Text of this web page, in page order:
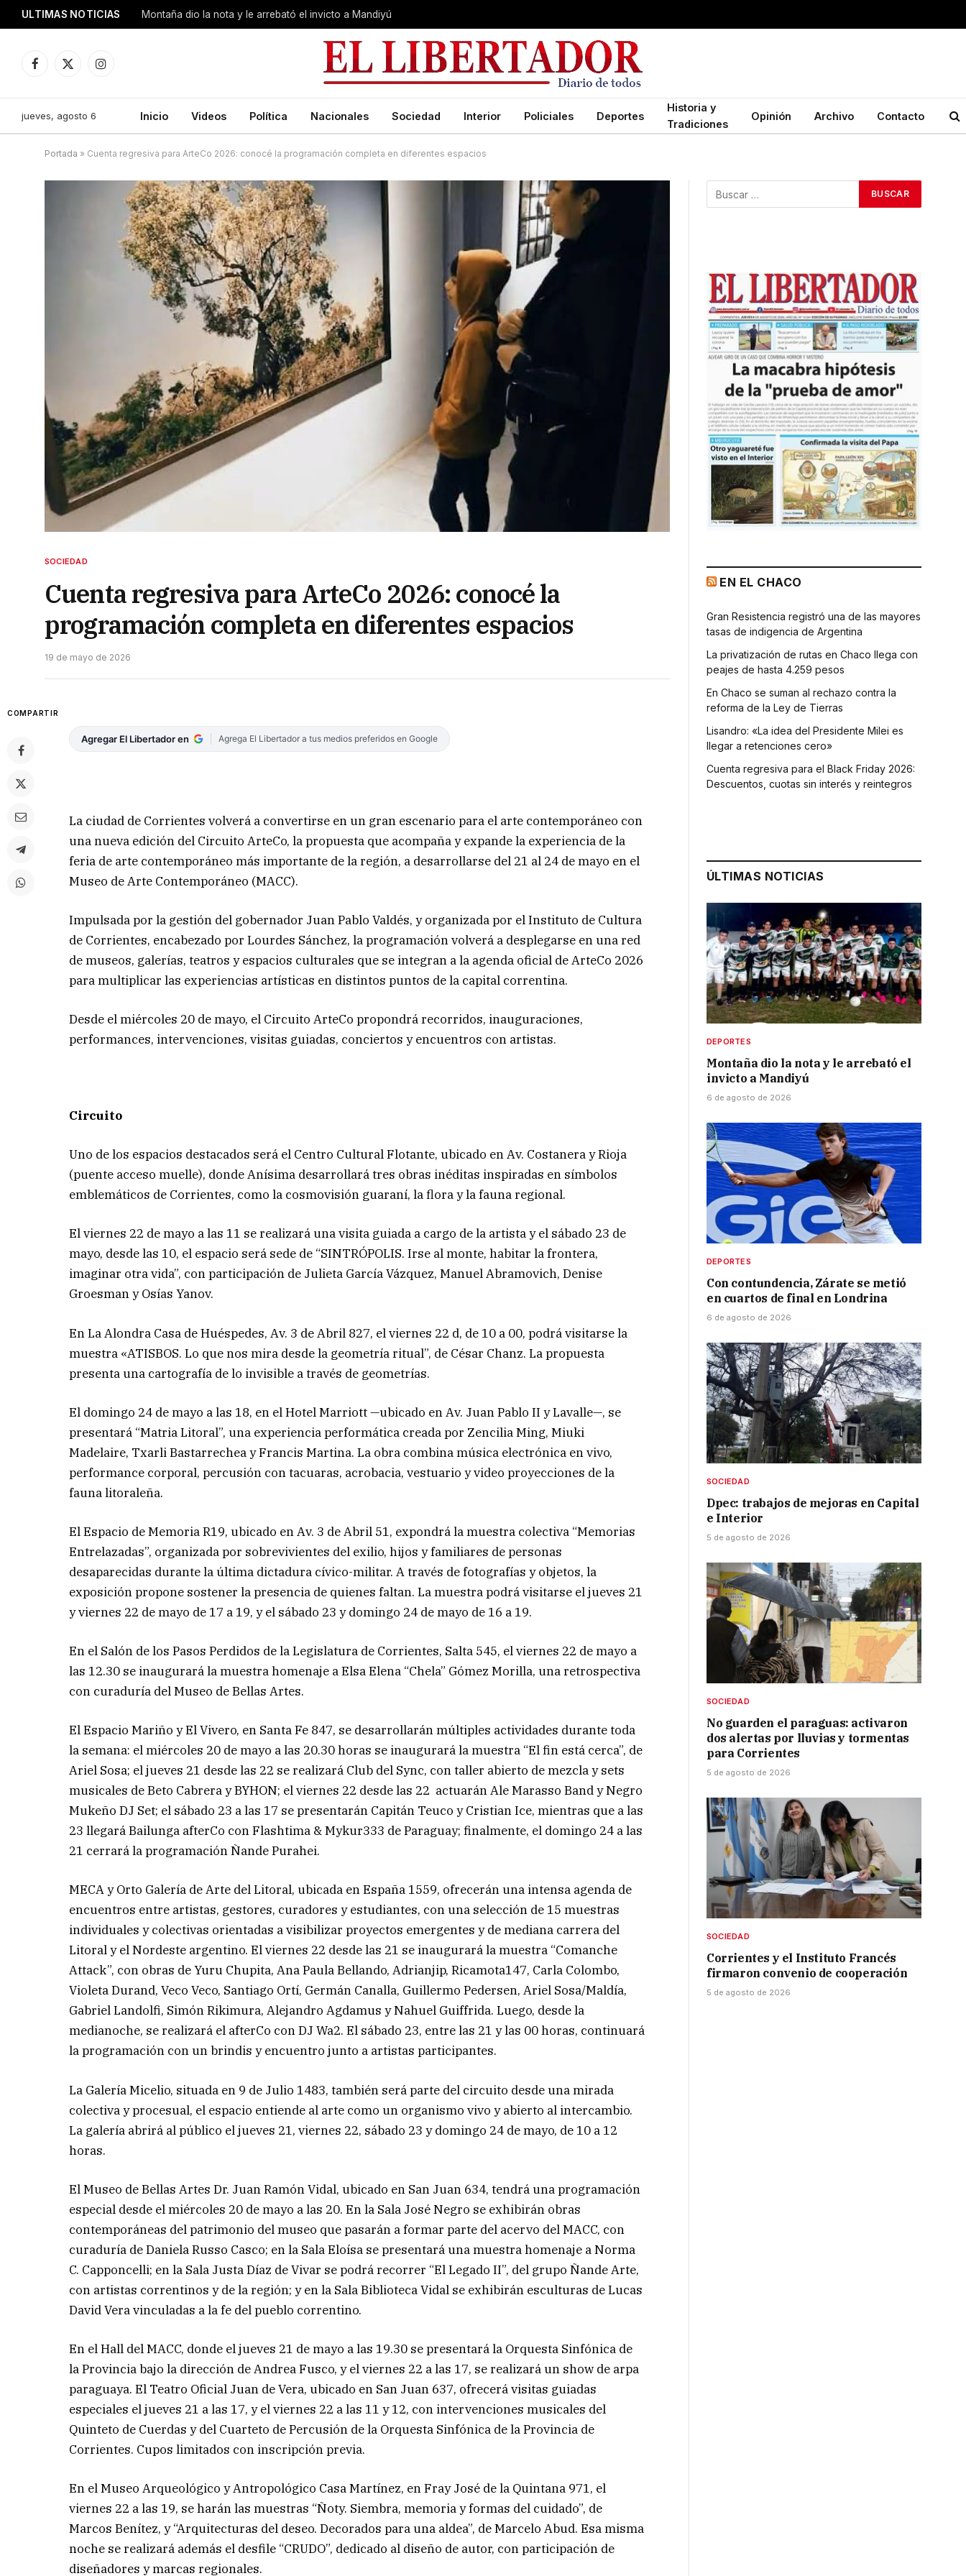
ULTIMAS NOTICIAS Montaña dio la nota y le arrebató el invicto a Mandiyú
Facebook
X
Instagram
jueves, agosto 6 Inicio Videos Política Nacionales Sociedad Interior Policiales Deportes
Historia y
Tradiciones
Opinión Archivo Contacto
Portada » Cuenta regresiva para ArteCo 2026: conocé la programación completa en diferentes espacios
SOCIEDAD
Cuenta regresiva para ArteCo 2026: conocé la
programación completa en diferentes espacios
19 de mayo de 2026
COMPARTIR
Agregar El Libertador en Agrega El Libertador a tus medios preferidos en Google
La ciudad de Corrientes volverá a convertirse en un gran escenario para el arte contemporáneo con
una nueva edición del Circuito ArteCo, la propuesta que acompaña y expande la experiencia de la
feria de arte contemporáneo más importante de la región, a desarrollarse del 21 al 24 de mayo en el
Museo de Arte Contemporáneo (MACC).
Impulsada por la gestión del gobernador Juan Pablo Valdés, y organizada por el Instituto de Cultura
de Corrientes, encabezado por Lourdes Sánchez, la programación volverá a desplegarse en una red
de museos, galerías, teatros y espacios culturales que se integran a la agenda oficial de ArteCo 2026
para multiplicar las experiencias artísticas en distintos puntos de la capital correntina.
Desde el miércoles 20 de mayo, el Circuito ArteCo propondrá recorridos, inauguraciones,
performances, intervenciones, visitas guiadas, conciertos y encuentros con artistas.
Circuito
Uno de los espacios destacados será el Centro Cultural Flotante, ubicado en Av. Costanera y Rioja
(puente acceso muelle), donde Anísima desarrollará tres obras inéditas inspiradas en símbolos
emblemáticos de Corrientes, como la cosmovisión guaraní, la flora y la fauna regional.
El viernes 22 de mayo a las 11 se realizará una visita guiada a cargo de la artista y el sábado 23 de
mayo, desde las 10, el espacio será sede de “SINTRÓPOLIS. Irse al monte, habitar la frontera,
imaginar otra vida”, con participación de Julieta García Vázquez, Manuel Abramovich, Denise
Groesman y Osías Yanov.
En La Alondra Casa de Huéspedes, Av. 3 de Abril 827, el viernes 22 d, de 10 a 00, podrá visitarse la
muestra «ATISBOS. Lo que nos mira desde la geometría ritual”, de César Chanz. La propuesta
presenta una cartografía de lo invisible a través de geometrías.
El domingo 24 de mayo a las 18, en el Hotel Marriott —ubicado en Av. Juan Pablo II y Lavalle—, se
presentará “Matria Litoral”, una experiencia performática creada por Zencilia Ming, Miuki
Madelaire, Txarli Bastarrechea y Francis Martina. La obra combina música electrónica en vivo,
performance corporal, percusión con tacuaras, acrobacia, vestuario y video proyecciones de la
fauna litoraleña.
El Espacio de Memoria R19, ubicado en Av. 3 de Abril 51, expondrá la muestra colectiva “Memorias
Entrelazadas”, organizada por sobrevivientes del exilio, hijos y familiares de personas
desaparecidas durante la última dictadura cívico-militar. A través de fotografías y objetos, la
exposición propone sostener la presencia de quienes faltan. La muestra podrá visitarse el jueves 21
y viernes 22 de mayo de 17 a 19, y el sábado 23 y domingo 24 de mayo de 16 a 19.
En el Salón de los Pasos Perdidos de la Legislatura de Corrientes, Salta 545, el viernes 22 de mayo a
las 12.30 se inaugurará la muestra homenaje a Elsa Elena “Chela” Gómez Morilla, una retrospectiva
con curaduría del Museo de Bellas Artes.
El Espacio Mariño y El Vivero, en Santa Fe 847, se desarrollarán múltiples actividades durante toda
la semana: el miércoles 20 de mayo a las 20.30 horas se inaugurará la muestra “El fin está cerca”, de
Ariel Sosa; el jueves 21 desde las 22 se realizará Club del Sync, con taller abierto de mezcla y sets
musicales de Beto Cabrera y BYHON; el viernes 22 desde las 22 actuarán Ale Marasso Band y Negro
Mukeño DJ Set; el sábado 23 a las 17 se presentarán Capitán Teuco y Cristian Ice, mientras que a las
23 llegará Bailunga afterCo con Flashtima & Mykur333 de Paraguay; finalmente, el domingo 24 a las
21 cerrará la programación Ñande Purahei.
MECA y Orto Galería de Arte del Litoral, ubicada en España 1559, ofrecerán una intensa agenda de
encuentros entre artistas, gestores, curadores y estudiantes, con una selección de 15 muestras
individuales y colectivas orientadas a visibilizar proyectos emergentes y de mediana carrera del
Litoral y el Nordeste argentino. El viernes 22 desde las 21 se inaugurará la muestra “Comanche
Attack”, con obras de Yuru Chupita, Ana Paula Bellando, Adrianjip, Ricamota147, Carla Colombo,
Violeta Durand, Veco Veco, Santiago Ortí, Germán Canalla, Guillermo Pedersen, Ariel Sosa/Maldía,
Gabriel Landolfi, Simón Rikimura, Alejandro Agdamus y Nahuel Guiffrida. Luego, desde la
medianoche, se realizará el afterCo con DJ Wa2. El sábado 23, entre las 21 y las 00 horas, continuará
la programación con un brindis y encuentro junto a artistas participantes.
La Galería Micelio, situada en 9 de Julio 1483, también será parte del circuito desde una mirada
colectiva y procesual, el espacio entiende al arte como un organismo vivo y abierto al intercambio.
La galería abrirá al público el jueves 21, viernes 22, sábado 23 y domingo 24 de mayo, de 10 a 12
horas.
El Museo de Bellas Artes Dr. Juan Ramón Vidal, ubicado en San Juan 634, tendrá una programación
especial desde el miércoles 20 de mayo a las 20. En la Sala José Negro se exhibirán obras
contemporáneas del patrimonio del museo que pasarán a formar parte del acervo del MACC, con
curaduría de Daniela Russo Casco; en la Sala Eloísa se presentará una muestra homenaje a Norma
C. Capponcelli; en la Sala Justa Díaz de Vivar se podrá recorrer “El Legado II”, del grupo Ñande Arte,
con artistas correntinos y de la región; y en la Sala Biblioteca Vidal se exhibirán esculturas de Lucas
David Vera vinculadas a la fe del pueblo correntino.
En el Hall del MACC, donde el jueves 21 de mayo a las 19.30 se presentará la Orquesta Sinfónica de
la Provincia bajo la dirección de Andrea Fusco, y el viernes 22 a las 17, se realizará un show de arpa
paraguaya. El Teatro Oficial Juan de Vera, ubicado en San Juan 637, ofrecerá visitas guiadas
especiales el jueves 21 a las 17, y el viernes 22 a las 11 y 12, con intervenciones musicales del
Quinteto de Cuerdas y del Cuarteto de Percusión de la Orquesta Sinfónica de la Provincia de
Corrientes. Cupos limitados con inscripción previa.
En el Museo Arqueológico y Antropológico Casa Martínez, en Fray José de la Quintana 971, el
viernes 22 a las 19, se harán las muestras “Ñoty. Siembra, memoria y formas del cuidado”, de
Marcos Benítez, y “Arquitecturas del deseo. Decorados para una aldea”, de Marcelo Abud. Esa misma
noche se realizará además el desfile “CRUDO”, dedicado al diseño de autor, con participación de
diseñadores y marcas regionales.
EN EL CHACO
Gran Resistencia registró una de las mayores
tasas de indigencia de Argentina
La privatización de rutas en Chaco llega con
peajes de hasta 4.259 pesos
En Chaco se suman al rechazo contra la
reforma de la Ley de Tierras
Lisandro: «La idea del Presidente Milei es
llegar a retenciones cero»
Cuenta regresiva para el Black Friday 2026:
Descuentos, cuotas sin interés y reintegros
ÚLTIMAS NOTICIAS
DEPORTES
Montaña dio la nota y le arrebató el
invicto a Mandiyú
6 de agosto de 2026
DEPORTES
Con contundencia, Zárate se metió
en cuartos de final en Londrina
6 de agosto de 2026
SOCIEDAD
Dpec: trabajos de mejoras en Capital
e Interior
5 de agosto de 2026
SOCIEDAD
No guarden el paraguas: activaron
dos alertas por lluvias y tormentas
para Corrientes
5 de agosto de 2026
SOCIEDAD
Corrientes y el Instituto Francés
firmaron convenio de cooperación
5 de agosto de 2026